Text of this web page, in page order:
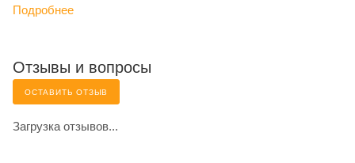
Подробнее
Отзывы и вопросы
ОСТАВИТЬ ОТЗЫВ
Загрузка отзывов...